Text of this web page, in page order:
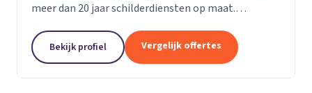
meer dan 20 jaar schilderdiensten op maat.
provincie Flevoland, het Gooi, Amsterdam en
omstreken...
Bekijk profiel Vergelijk offertes